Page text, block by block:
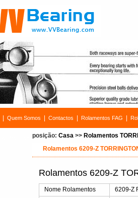
Quem Somos Contactos Rolamentos FAG
posição: Casa >> Rolamentos
Rolamentos 6209-Z
Rolamentos 6209-Z
Nome Rolamentos
6209-Z